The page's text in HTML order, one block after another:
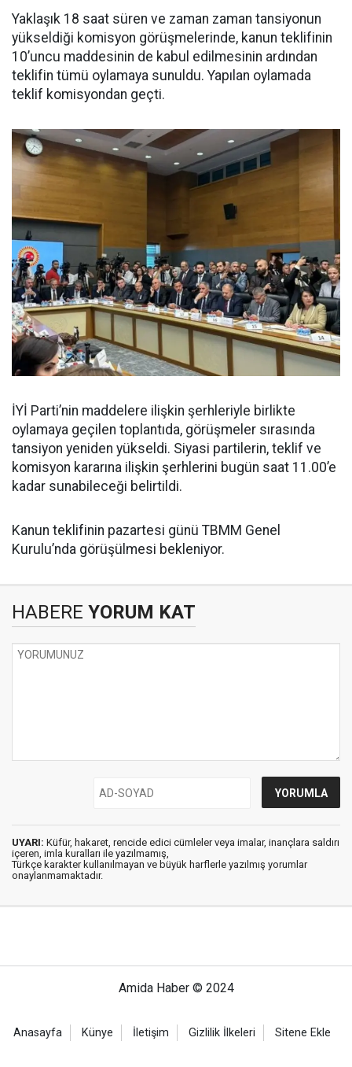
Yaklaşık 18 saat süren ve zaman zaman tansiyonun
yükseldiği komisyon görüşmelerinde, kanun teklifinin
10’uncu maddesinin de kabul edilmesinin ardından
teklifin tümü oylamaya sunuldu. Yapılan oylamada
teklif komisyondan geçti.
İYİ Parti’nin maddelere ilişkin şerhleriyle birlikte
oylamaya geçilen toplantıda, görüşmeler sırasında
tansiyon yeniden yükseldi. Siyasi partilerin, teklif ve
komisyon kararına ilişkin şerhlerini bugün saat 11.00’e
kadar sunabileceği belirtildi.
Kanun teklifinin pazartesi günü TBMM Genel
Kurulu’nda görüşülmesi bekleniyor.
HABERE YORUM KAT
UYARI: Küfür, hakaret, rencide edici cümleler veya imalar, inançlara saldırı
içeren, imla kuralları ile yazılmamış,
Türkçe karakter kullanılmayan ve büyük harflerle yazılmış yorumlar
onaylanmamaktadır.
Amida Haber © 2024
Anasayfa Künye İletişim Gizlilik İlkeleri Sitene Ekle